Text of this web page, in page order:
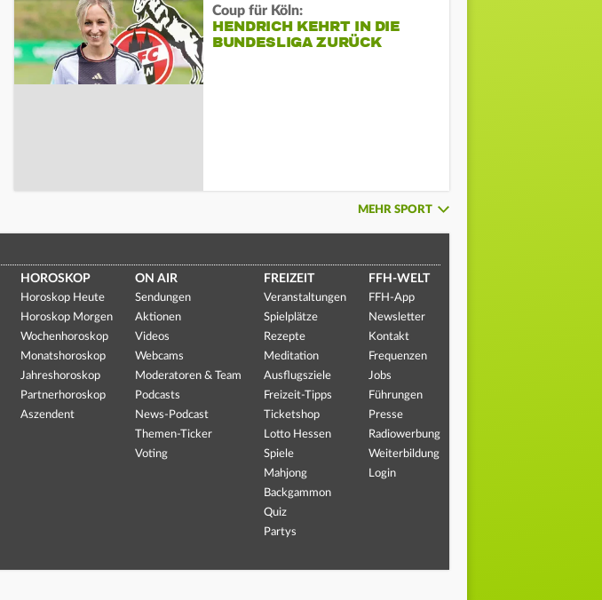
Coup für Köln:
HENDRICH KEHRT IN DIE
BUNDESLIGA ZURÜCK
MEHR SPORT
HOROSKOP
Horoskop Heute
Horoskop Morgen
Wochenhoroskop
Monatshoroskop
Jahreshoroskop
Partnerhoroskop
Aszendent
ON AIR
Sendungen
Aktionen
Videos
Webcams
Moderatoren & Team
Podcasts
News-Podcast
Themen-Ticker
Voting
FREIZEIT
Veranstaltungen
Spielplätze
Rezepte
Meditation
Ausflugsziele
Freizeit-Tipps
Ticketshop
Lotto Hessen
Spiele
Mahjong
Backgammon
Quiz
Partys
FFH-WELT
FFH-App
Newsletter
Kontakt
Frequenzen
Jobs
Führungen
Presse
Radiowerbung
Weiterbildung
Login